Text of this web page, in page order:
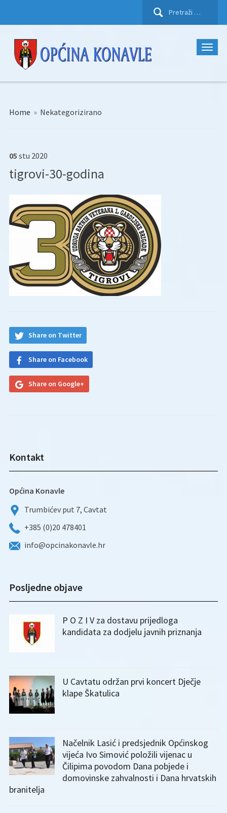
Pretraži:
Home » Nekategorizirano
05 stu 2020
tigrovi-30-godina
Share on Twitter
Share on Facebook
Share on Google+
Kontakt
Općina Konavle
Trumbićev put 7, Cavtat
+385 (0)20 478401
info@opcinakonavle.hr
Posljedne objave
P O Z I V za dostavu prijedloga
kandidata za dodjelu javnih priznanja
U Cavtatu održan prvi koncert Dječje
klape Škatulica
Načelnik Lasić i predsjednik Općinskog
vijeća Ivo Simović položili vijenac u
Čilipima povodom Dana pobjede i
domovinske zahvalnosti i Dana hrvatskih
branitelja